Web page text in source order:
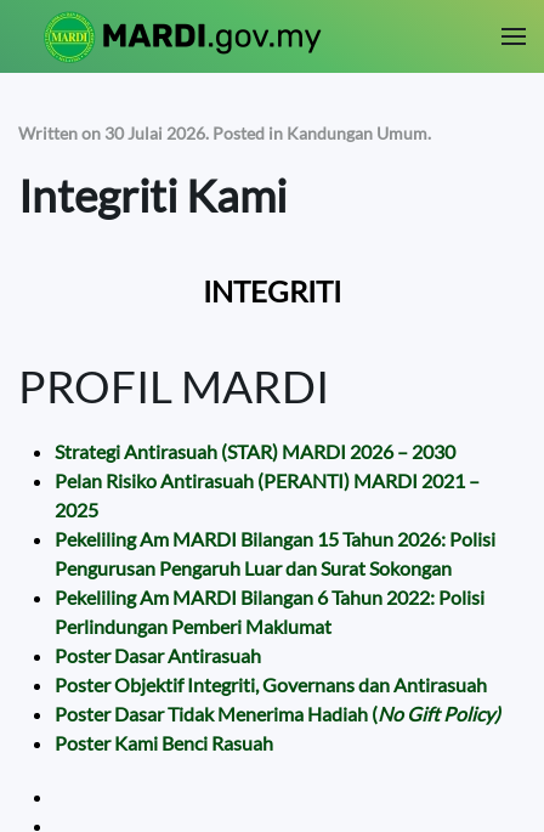
Skip to main content
Written on 30 Julai 2026. Posted in Kandungan Umum.
Integriti Kami
INTEGRITI
PROFIL MARDI
Strategi Antirasuah (STAR) MARDI 2026 – 2030
Pelan Risiko Antirasuah (PERANTI) MARDI 2021 –
2025
Pekeliling Am MARDI Bilangan 15 Tahun 2026: Polisi
Pengurusan Pengaruh Luar dan Surat Sokongan
Pekeliling Am MARDI Bilangan 6 Tahun 2022: Polisi
Perlindungan Pemberi Maklumat
Poster Dasar Antirasuah
Poster Objektif Integriti, Governans dan Antirasuah
Poster Dasar Tidak Menerima Hadiah (No Gift Policy)
Poster Kami Benci Rasuah